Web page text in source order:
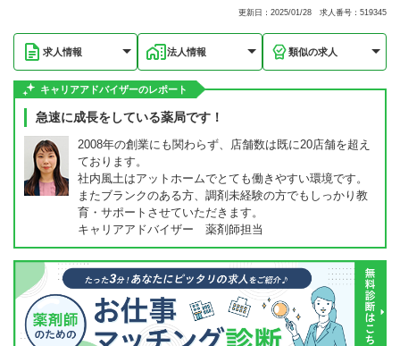
更新日：2025/01/28 求人番号：519345
求人情報 法人情報 類似の求人
キャリアアドバイザーのレポート
急速に成長をしている薬局です！
2008年の創業にも関わらず、店舗数は既に20店舗を超え
ております。
社内風土はアットホームでとても働きやすい環境です。
またブランクのある方、調剤未経験の方でもしっかり教
育・サポートさせていただきます。
キャリアアドバイザー 薬剤師担当